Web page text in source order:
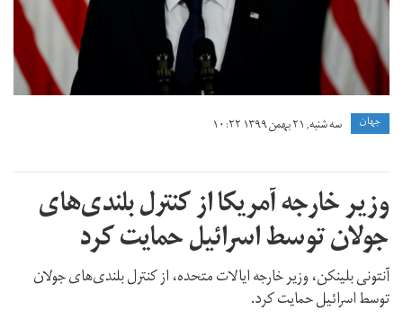
جهان سه شنبه, ۲۱ بهمن ۱۳۹۹ ۱۰:۲۲
وزیر خارجه آمریکا از کنترل بلندی‌های
جولان توسط اسرائیل حمایت کرد
آنتونی بلینکن، وزیر خارجه ایالات متحده، از کنترل بلندی‌های جولان
توسط اسرائیل حمایت کرد.